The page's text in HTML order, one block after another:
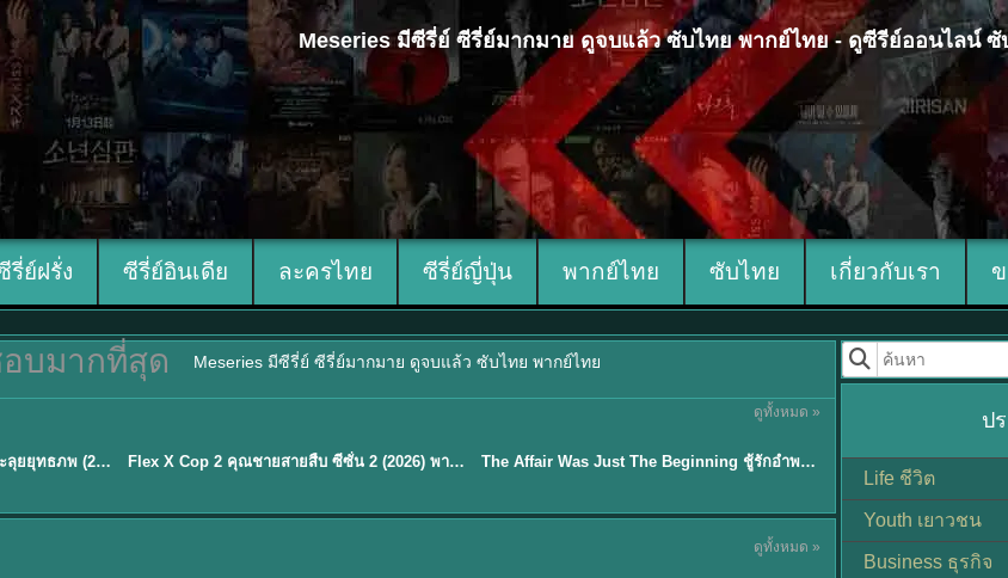
Meseries มีซีรี่ย์ ซีรี่ย์มากมาย ดูจบแล้ว ซับไทย พากย์ไทย - ดูซีรีย์ออนไลน์
รี่ย์ฝรั่ง ซีรี่ย์อินเดีย ละครไทย ซีรี่ย์ญี่ปุ่น พากย์ไทย ซับไทย เกี่ยวกับเรา
บมากที่สุด Meseries มีซีรี่ย์ ซีรี่ย์มากมาย ดูจบแล้ว ซับไทย พากย์ไทย
ดูทั้งหมด »
Zhan Zhao Adventures จั่นเจาตะลุยยุทธภพ (2026) พากย์ไทย ซับไทย EP.1-37 (จบ) ★8 Flex X Cop 2 คุณชายสายสืบ ซีซั่น 2 (2026) พากย์ไทย ซับไทย EP.1-14 ★3.3 The Affair Was Just The Beginning ชู้รักอำพรางเลือด (2026) พากย์ไทย ซับไทย EP.1-8
ดูทั้งหมด »
ป
Life ชีวิต
Youth เยาวชน
Business ธุรกิจ